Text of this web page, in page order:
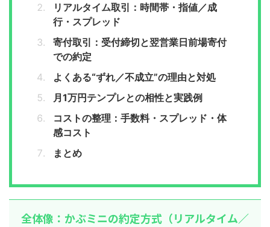
リアルタイム取引：時間帯・指値／成
行・スプレッド
寄付取引：受付締切と翌営業日前場寄付
での約定
よくある“ずれ／不成立”の理由と対処
月1万円テンプレとの相性と実践例
コストの整理：手数料・スプレッド・体
感コスト
まとめ
全体像：かぶミニの約定方式（リアルタイム／